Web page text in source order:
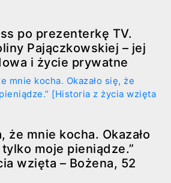
po prezenterkę TV.
Pajączkowskiej – jej
i życie prywatne
że mnie kocha. Okazało
tylko moje pieniądze.”
wzięta – Bożena, 52